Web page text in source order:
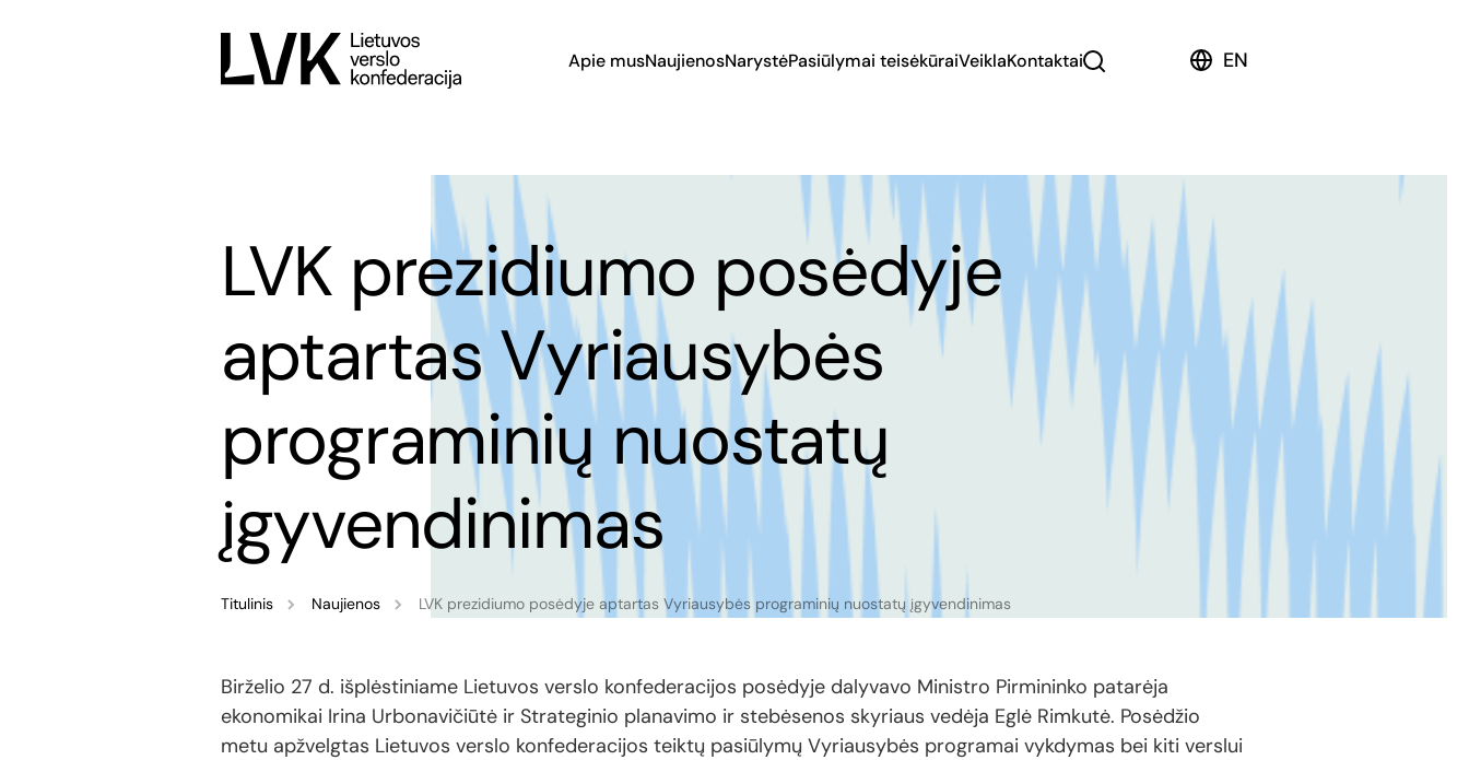
Apie musNaujienosNarystėPasiūlymai teisėkūraiVeiklaKontaktai EN
LVK prezidiumo posėdyje
aptartas Vyriausybės
programinių nuostatų
įgyvendinimas
Titulinis Naujienos LVK prezidiumo posėdyje aptartas Vyriausybės programinių nuostatų įgyvendinimas
Birželio 27 d. išplėstiniame Lietuvos verslo konfederacijos posėdyje dalyvavo Ministro Pirmininko patarėja
ekonomikai Irina Urbonavičiūtė ir Strateginio planavimo ir stebėsenos skyriaus vedėja Eglė Rimkutė. Posėdžio
metu apžvelgtas Lietuvos verslo konfederacijos teiktų pasiūlymų Vyriausybės programai vykdymas bei kiti verslui